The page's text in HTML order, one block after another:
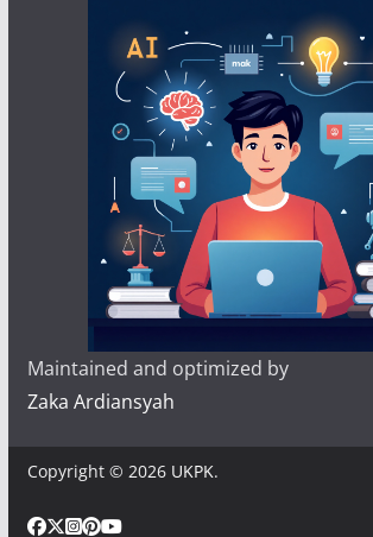
Maintained and optimized by
Zaka Ardiansyah
Copyright © 2026 UKPK.